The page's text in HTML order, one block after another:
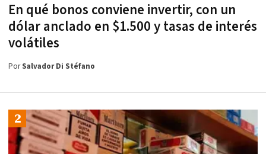
En qué bonos conviene invertir, con un
dólar anclado en $1.500 y tasas de interés
volátiles
PorSalvador Di Stéfano